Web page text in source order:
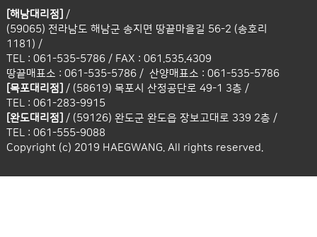
[해남대리점]
/
(59065) 전라남도 해남군 송지면 땅끝마을길 56-2 (송호리
1181) /
TEL : 061-535-5786/ FAX : 061.535.4309
땅끝매표소 : 061-535-5786/ 산양매표소 : 061-535-5786
[목포대리점]
/ (58619) 목포시 산정공단로 49-1 3층 /
TEL : 061-283-9915
[완도대리점]
/ (59126) 완도군 완도읍 장보고대로 339 2층 /
TEL : 061-555-9088
Copyright (c) 2019 HAEGWANG. All rights reserved.